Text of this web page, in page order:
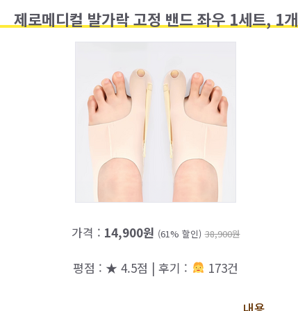
제로메디컬 발가락 고정 밴드 좌우 1세트, 1개
가격 : 14,900원 (61% 할인) 38,900원
평점 : ★ 4.5점 | 후기 : 173건